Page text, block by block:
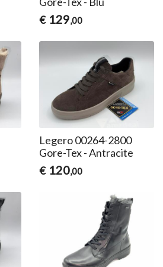
€ 129,00
Legero 00264-2800
Gore-Tex - Antracite
€ 120,00